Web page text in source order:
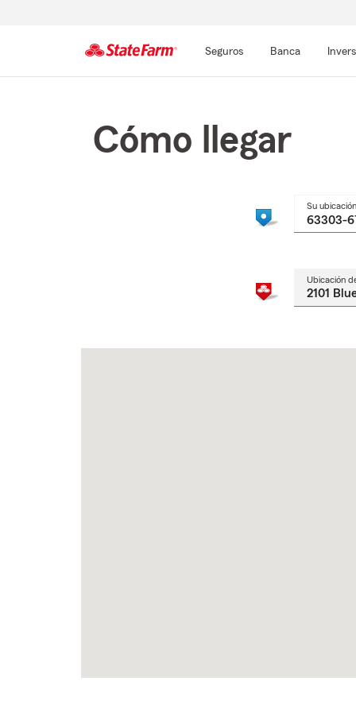
Seguros Banca
Cómo llegar
Su ubicación
Ubicación